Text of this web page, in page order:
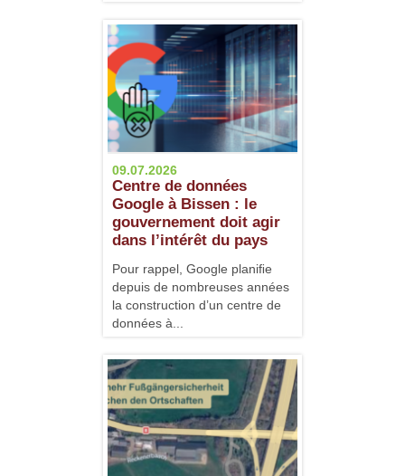
09.07.2026
Centre de données
Google à Bissen : le
gouvernement doit agir
dans l’intérêt du pays
Pour rappel, Google planiﬁe
depuis de nombreuses années
la construction d’un centre de
données à...